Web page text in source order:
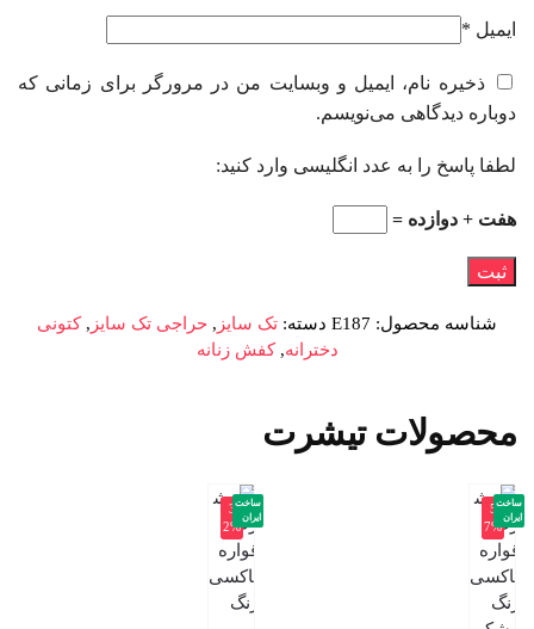
ایمیل *
ذخیره نام، ایمیل و وبسایت من در مرورگر برای زمانی که
دوباره دیدگاهی می‌نویسم.
لطفا پاسخ را به عدد انگلیسی وارد کنید:
هفت + دوازده =
شناسه محصول: E187 دسته: تک سایز , حراجی تک سایز ,کتونی
دخترانه,کفش زنانه
محصولات تیشرت
-5
7%
ساخت
ایران
-3
2%
ساخت
ایران